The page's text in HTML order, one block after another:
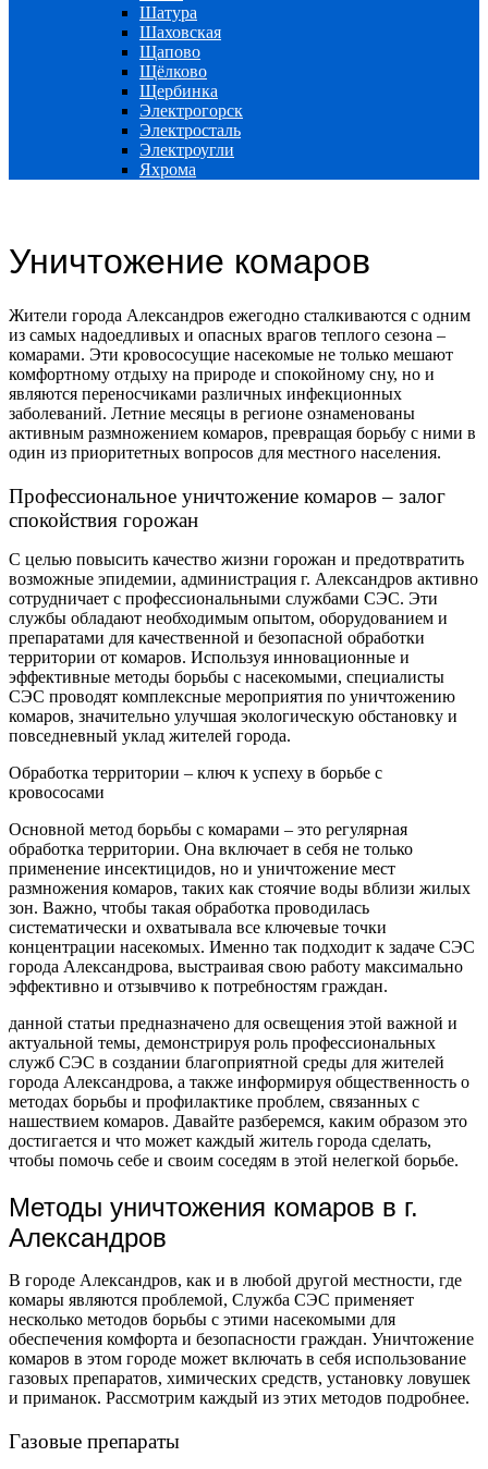
Шатура
Шаховская
Щапово
Щёлково
Щербинка
Электрогорск
Электросталь
Электроугли
Яхрома
Уничтожение комаров
Жители города Александров ежегодно сталкиваются с одним
из самых надоедливых и опасных врагов теплого сезона –
комарами. Эти кровососущие насекомые не только мешают
комфортному отдыху на природе и спокойному сну, но и
являются переносчиками различных инфекционных
заболеваний. Летние месяцы в регионе ознаменованы
активным размножением комаров, превращая борьбу с ними в
один из приоритетных вопросов для местного населения.
Профессиональное уничтожение комаров – залог
спокойствия горожан
С целью повысить качество жизни горожан и предотвратить
возможные эпидемии, администрация г. Александров активно
сотрудничает с профессиональными службами СЭС. Эти
службы обладают необходимым опытом, оборудованием и
препаратами для качественной и безопасной обработки
территории от комаров. Используя инновационные и
эффективные методы борьбы с насекомыми, специалисты
СЭС проводят комплексные мероприятия по уничтожению
комаров, значительно улучшая экологическую обстановку и
повседневный уклад жителей города.
Обработка территории – ключ к успеху в борьбе с
кровососами
Основной метод борьбы с комарами – это регулярная
обработка территории. Она включает в себя не только
применение инсектицидов, но и уничтожение мест
размножения комаров, таких как стоячие воды вблизи жилых
зон. Важно, чтобы такая обработка проводилась
систематически и охватывала все ключевые точки
концентрации насекомых. Именно так подходит к задаче СЭС
города Александрова, выстраивая свою работу максимально
эффективно и отзывчиво к потребностям граждан.
данной статьи предназначено для освещения этой важной и
актуальной темы, демонстрируя роль профессиональных
служб СЭС в создании благоприятной среды для жителей
города Александрова, а также информируя общественность о
методах борьбы и профилактике проблем, связанных с
нашествием комаров. Давайте разберемся, каким образом это
достигается и что может каждый житель города сделать,
чтобы помочь себе и своим соседям в этой нелегкой борьбе.
Методы уничтожения комаров в г.
Александров
В городе Александров, как и в любой другой местности, где
комары являются проблемой, Служба СЭС применяет
несколько методов борьбы с этими насекомыми для
обеспечения комфорта и безопасности граждан. Уничтожение
комаров в этом городе может включать в себя использование
газовых препаратов, химических средств, установку ловушек
и приманок. Рассмотрим каждый из этих методов подробнее.
Газовые препараты